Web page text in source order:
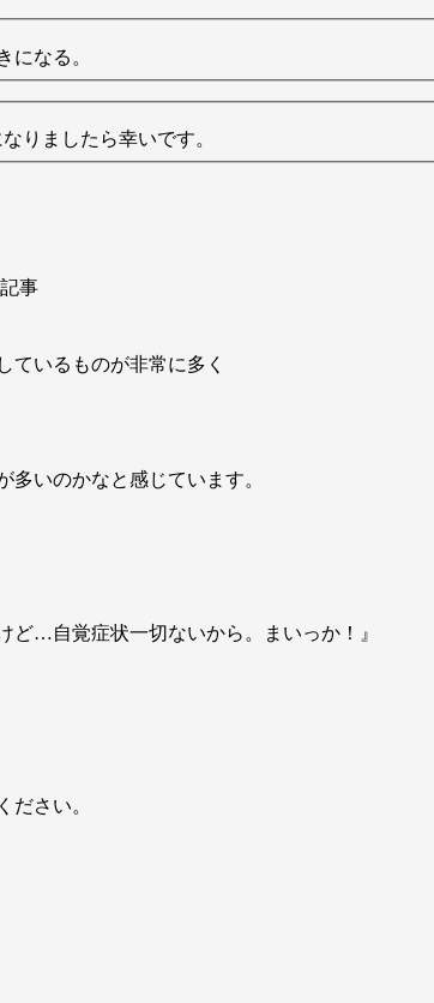
になる。
りましたら幸いです。
事
ているものが非常に多く
多いのかなと感じています。
ど…自覚症状一切ないから。まいっか！』
ださい。